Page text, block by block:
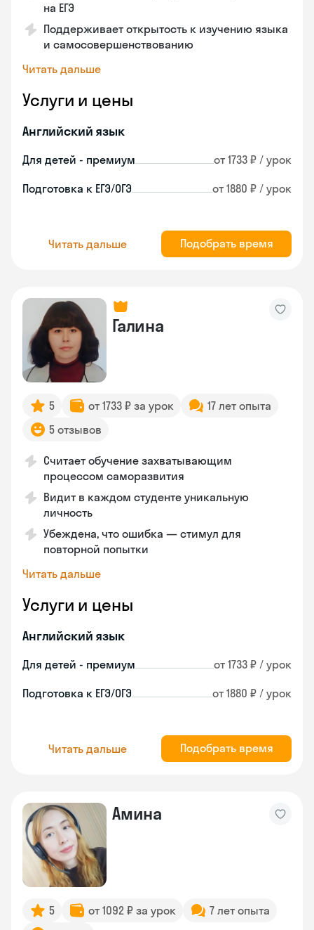
на ЕГЭ
Поддерживает открытость к изучению языка
и самосовершенствованию
Читать дальше
Услуги и цены
Английский язык
Для детей - премиум от 1733 ₽ / урок
Подготовка к ЕГЭ/ОГЭ от 1880 ₽ / урок
Читать дальше Подобрать время
Галина
5 от 1733 ₽ за урок
17 лет опыта
5 отзывов
Считает обучение захватывающим
процессом саморазвития
Видит в каждом студенте уникальную
личность
Убеждена, что ошибка — стимул для
повторной попытки
Читать дальше
Услуги и цены
Английский язык
Для детей - премиум от 1733 ₽ / урок
Подготовка к ЕГЭ/ОГЭ от 1880 ₽ / урок
Читать дальше Подобрать время
Амина
5 от 1092 ₽ за урок
7 лет опыта